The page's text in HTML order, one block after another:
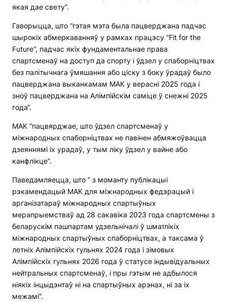
якая дае свету”.
Гаворыцца, што “гэтая мэта была пацверджана падчас
шырокіх абмеркаванняў у рамках працэсу “Fit for the
Future“, падчас якіх фундаментальнае права
спартсменаў на доступ да спорту і ўдзел у спаборніцтвах
без палітычнага ўмяшання або ціску з боку ўрадаў было
пацверджана выканкамам МАК у верасні 2025 года і
зноў пацверджана на Алімпійскім саміце ў снежні 2025
года“.
МАК “пацвярджае, што ўдзел спартсменаў у
міжнародных спаборніцтвах не павінен абмяжоўвацца
дзеяннямі іх урадаў, у тым ліку ўдзел у вайне або
канфлікце”.
Паведамляецца, што ” з моманту публікацыі
рэкамендацый МАК для міжнародных федэрацый і
арганізатараў міжнародных спартыўных
мерапрыемстваў ад 28 сакавіка 2023 года спартсмены з
беларускім пашпартам удзельнічалі ў шматлікіх
міжнародных спартыўных спаборніцтвах, а таксама ў
летніх Алімпійскіх гульнях 2024 года і зімовых
Алімпійскіх гульнях 2026 года ў статусе індывідуальных
нейтральных спартсменаў, і пры гэтым не адбылося
ніякіх інцыдэнтаў ні на спартыўных арэнах, ні за іх
межамі“.